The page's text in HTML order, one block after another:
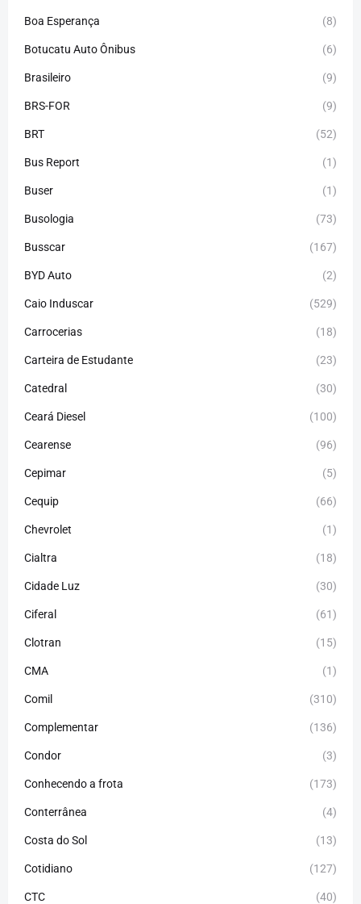
Boa Esperança (8)
Botucatu Auto Ônibus (6)
Brasileiro (9)
BRS-FOR (9)
BRT (52)
Bus Report (1)
Buser (1)
Busologia (73)
Busscar (167)
BYD Auto (2)
Caio Induscar (529)
Carrocerias (18)
Carteira de Estudante (23)
Catedral (30)
Ceará Diesel (100)
Cearense (96)
Cepimar (5)
Cequip (66)
Chevrolet (1)
Cialtra (18)
Cidade Luz (30)
Ciferal (61)
Clotran (15)
CMA (1)
Comil (310)
Complementar (136)
Condor (3)
Conhecendo a frota (173)
Conterrânea (4)
Costa do Sol (13)
Cotidiano (127)
CTC (40)